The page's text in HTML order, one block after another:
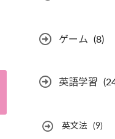
ゲーム (8)
英語学習
英文法 (9)